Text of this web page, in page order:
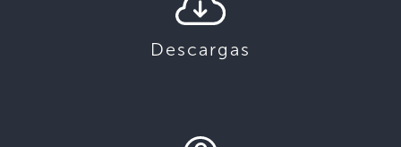
Descargas